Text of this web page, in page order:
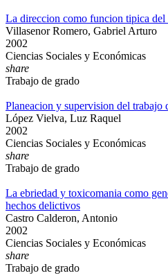
La direccion como funcion tipica del
Villasenor Romero, Gabriel Arturo
2002
Ciencias Sociales y Económicas
share
Trabajo de grado
Planeacion y supervision del trabajo
López Vielva, Luz Raquel
2002
Ciencias Sociales y Económicas
share
Trabajo de grado
La ebriedad y toxicomania como
hechos delictivos
Castro Calderon, Antonio
2002
Ciencias Sociales y Económicas
share
Trabajo de grado